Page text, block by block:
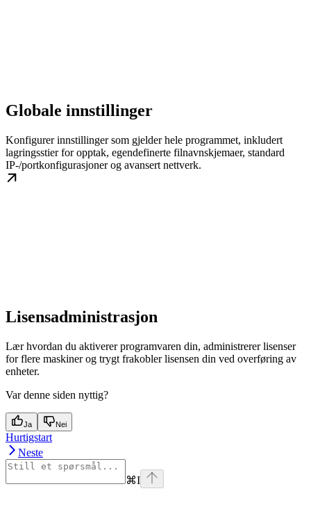
Globale innstillinger
Konfigurer innstillinger som gjelder hele programmet, inkludert
lagringsstier for opptak, egendefinerte filnavnskjemaer, standard
IP-/portkonfigurasjoner og avansert nettverk.
Lisensadministrasjon
Lær hvordan du aktiverer programvaren din, administrerer lisenser
for flere maskiner og trygt frakobler lisensen din ved overføring av
enheter.
Var denne siden nyttig?
Ja Nei
Hurtigstart
Neste
⌘I